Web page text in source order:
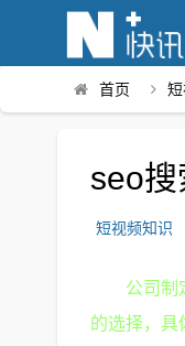
首页
seo
短视频知识
公司制
的选择，具